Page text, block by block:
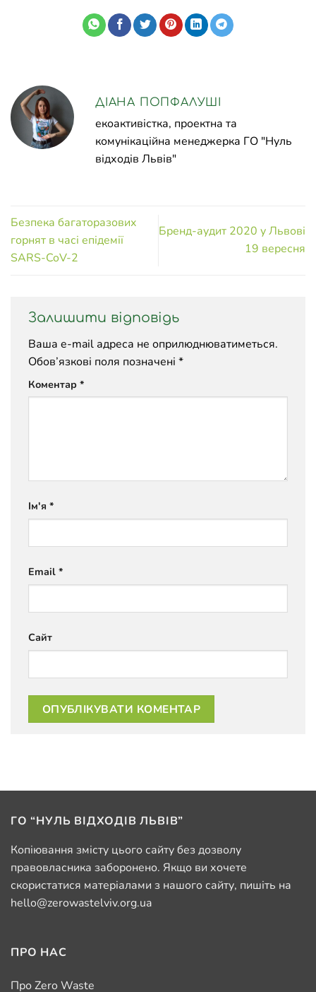
ДІАНА ПОПФАЛУШІ
екоактивістка, проектна та
комунікаційна менеджерка ГО "Нуль
відходів Львів"
Безпека багаторазових
горнят в часі епідемії
SARS-CoV-2
Бренд-аудит 2020 у Львові
19 вересня
Залишити відповідь
Ваша e-mail адреса не оприлюднюватиметься.
Обов’язкові поля позначені *
Коментар *
Ім'я *
Email *
Сайт
ГО “НУЛЬ ВІДХОДІВ ЛЬВІВ”
Копіювання змісту цього сайту без дозволу
правовласника заборонено. Якщо ви хочете
скористатися матеріалами з нашого сайту, пишіть на
hello@zerowastelviv.org.ua
ПРО НАС
Про Zero Waste